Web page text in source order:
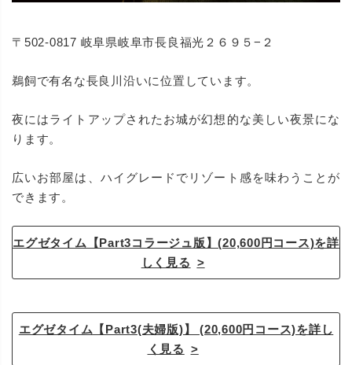
〒502-0817 岐阜県岐阜市長良福光２６９５−２
鵜飼で有名な長良川沿いに位置しています。
夜にはライトアップされたお城が幻想的な美しい夜景にな
ります。
広いお部屋は、ハイグレードでリゾート感を味わうことが
できます。
エグゼタイム【Part3コラージュ版】(20,600円コース)を詳
しく見る
エグゼタイム【Part3(夫婦版)】 (20,600円コース)を詳し
く見る